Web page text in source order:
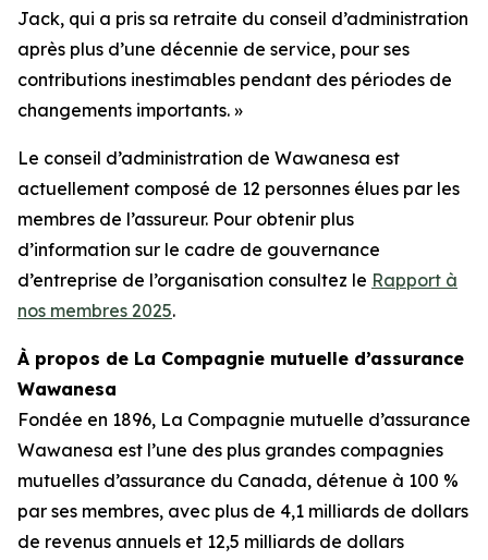
Jack, qui a pris sa retraite du conseil d’administration
après plus d’une décennie de service, pour ses
contributions inestimables pendant des périodes de
changements importants. »
Le conseil d’administration de Wawanesa est
actuellement composé de 12 personnes élues par les
membres de l’assureur. Pour obtenir plus
d’information sur le cadre de gouvernance
d’entreprise de l’organisation consultez le Rapport à
nos membres 2025.
À propos de La Compagnie mutuelle d’assurance
Wawanesa
Fondée en 1896, La Compagnie mutuelle d’assurance
Wawanesa est l’une des plus grandes compagnies
mutuelles d’assurance du Canada, détenue à 100 %
par ses membres, avec plus de 4,1 milliards de dollars
de revenus annuels et 12,5 milliards de dollars